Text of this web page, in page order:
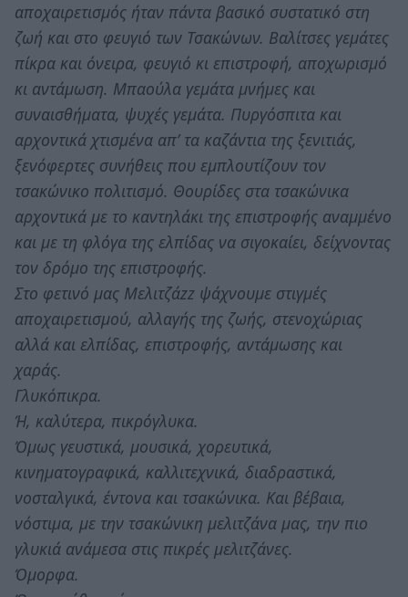
αποχαιρετισμός ήταν πάντα βασικό συστατικό στη
ζωή και στο φευγιό των Τσακώνων. Βαλίτσες γεμάτες
πίκρα και όνειρα, φευγιό κι επιστροφή, αποχωρισμό
κι αντάμωση. Μπαούλα γεμάτα μνήμες και
συναισθήματα, ψυχές γεμάτα. Πυργόσπιτα και
αρχοντικά χτισμένα απ’ τα καζάντια της ξενιτιάς,
ξενόφερτες συνήθεις που εμπλουτίζουν τον
τσακώνικο πολιτισμό. Θουρίδες στα τσακώνικα
αρχοντικά με το καντηλάκι της επιστροφής αναμμένο
και με τη φλόγα της ελπίδας να σιγοκαίει, δείχνοντας
τον δρόμο της επιστροφής.
Στο φετινό μας Μελιτζάzz ψάχνουμε στιγμές
αποχαιρετισμού, αλλαγής της ζωής, στενοχώριας
αλλά και ελπίδας, επιστροφής, αντάμωσης και
χαράς.
Γλυκόπικρα.
Ή, καλύτερα, πικρόγλυκα.
Όμως γευστικά, μουσικά, χορευτικά,
κινηματογραφικά, καλλιτεχνικά, διαδραστικά,
νοσταλγικά, έντονα και τσακώνικα. Και βέβαια,
νόστιμα, με την τσακώνικη μελιτζάνα μας, την πιο
γλυκιά ανάμεσα στις πικρές μελιτζάνες.
Όμορφα.